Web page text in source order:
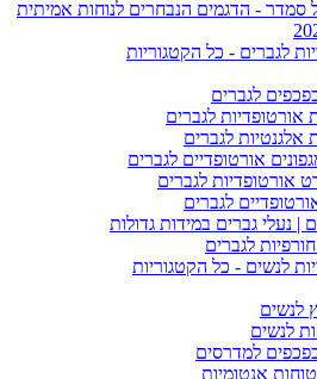
סמדר - הדגמים הנבחרים לנוחות אמיתית
לגברים - כל הקטגוריות
לגברים
אורטופדיות לגברים
אלגנטיות לגברים
אורטופדיים לגברים
אורטופדיות לגברים
לגברים
| נעלי גברים במידות גדולות
לגברים
לנשים - כל הקטגוריות
לנשים
לנשים
למדרסים
אנטומיות